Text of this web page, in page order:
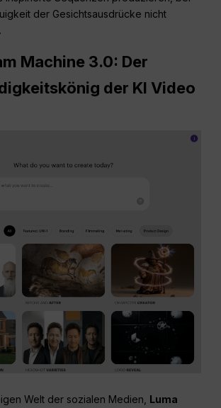
der Gesichtsausdrücke nicht
Machine 3.0: Der
der KI Video
Welt der sozialen Medien, Luma